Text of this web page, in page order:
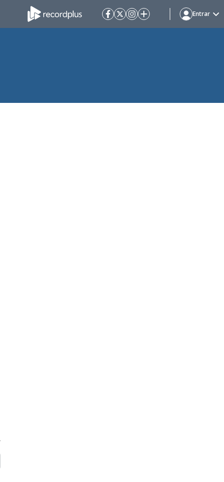
Entrar